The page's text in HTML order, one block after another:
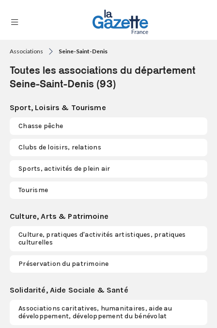
RÉGIONS
FORMATS
TENDANCES
SERVICES
connecter
S'abonner
Associations Seine-Saint-Denis
Toutes les associations du département
Seine-Saint-Denis (93)
Sport, Loisirs & Tourisme
Chasse pêche
Clubs de loisirs, relations
Sports, activités de plein air
Tourisme
Culture, Arts & Patrimoine
Culture, pratiques d'activités artistiques, pratiques
culturelles
Préservation du patrimoine
Solidarité, Aide Sociale & Santé
Associations caritatives, humanitaires, aide au
développement, développement du bénévolat